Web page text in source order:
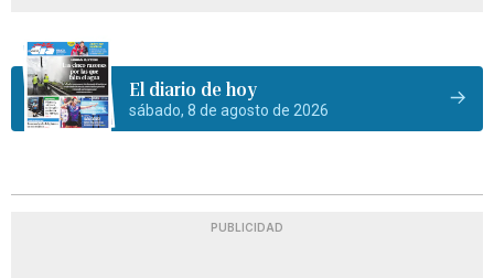
El diario de hoy
sábado, 8 de agosto de 2026
PUBLICIDAD